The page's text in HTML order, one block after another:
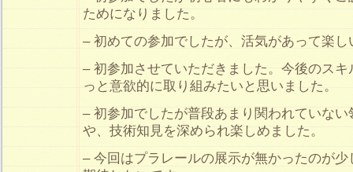
ためになりました。
– 初めての参加でしたが、活気があって楽
– 初参加させていただきました。今後のス
っと意欲的に取り組みたいと思いました。
– 初参加でしたが普段あまり関われていな
や、技術知見を深められ楽しめました。
– 今回はプラレールの展示が無かったのが